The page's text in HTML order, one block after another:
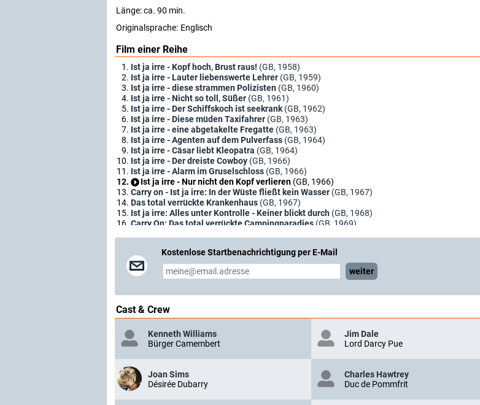
Länge: ca. 90 min.
Originalsprache: Englisch
Film einer Reihe
Ist ja irre - Kopf hoch, Brust raus! (GB, 1958)
Ist ja irre - Lauter liebenswerte Lehrer (GB, 1959)
Ist ja irre - diese strammen Polizisten (GB, 1960)
Ist ja irre - Nicht so toll, Süßer (GB, 1961)
Ist ja irre - Der Schiffskoch ist seekrank (GB, 1962)
Ist ja irre - Diese müden Taxifahrer (GB, 1963)
Ist ja irre - eine abgetakelte Fregatte (GB, 1963)
Ist ja irre - Agenten auf dem Pulverfass (GB, 1964)
Ist ja irre - Cäsar liebt Kleopatra (GB, 1964)
Ist ja irre - Der dreiste Cowboy (GB, 1966)
Ist ja irre - Alarm im Gruselschloss (GB, 1966)
Ist ja irre - Nur nicht den Kopf verlieren (GB, 1966)
Carry on - Ist ja irre: In der Wüste fließt kein Wasser (GB, 1967)
Das total verrückte Krankenhaus (GB, 1967)
Ist ja irre: Alles unter Kontrolle - Keiner blickt durch (GB, 1968)
Carry On: Das total verrückte Campingparadies (GB, 1969)
Carry On: Ist ja irre - Liebe, Liebe u.s.w.(GB, 1970)
Carry on: Heinrichs Bettgeschichten oder Wie der Knoblauch nach England kam
Carry On: Ist ja irre - Ein Streik kommt selten allein
(GB, 1971)
Carry On: Ein total verrückter Urlaub(GB, 1972)
Carry On: Misswahl auf Englisch
Carry on: Der total verrückte Straßenräuber(GB, 1974)
Carry On: Alles geht nach hinten los
Carry On: Retter der Nation
Mach' weiter Emmanuelle
Mach's nochmal, Columbus!(GB, 1992)
Kostenlose Startbenachrichtigung per E-Mail
weiter
Cast & Crew
Kenneth Williams
Bürger Camembert
Jim Dale
Lord Darcy Pue
Joan Sims
Désirée Dubarry
Charles Hawtrey
Duc de Pommfrit